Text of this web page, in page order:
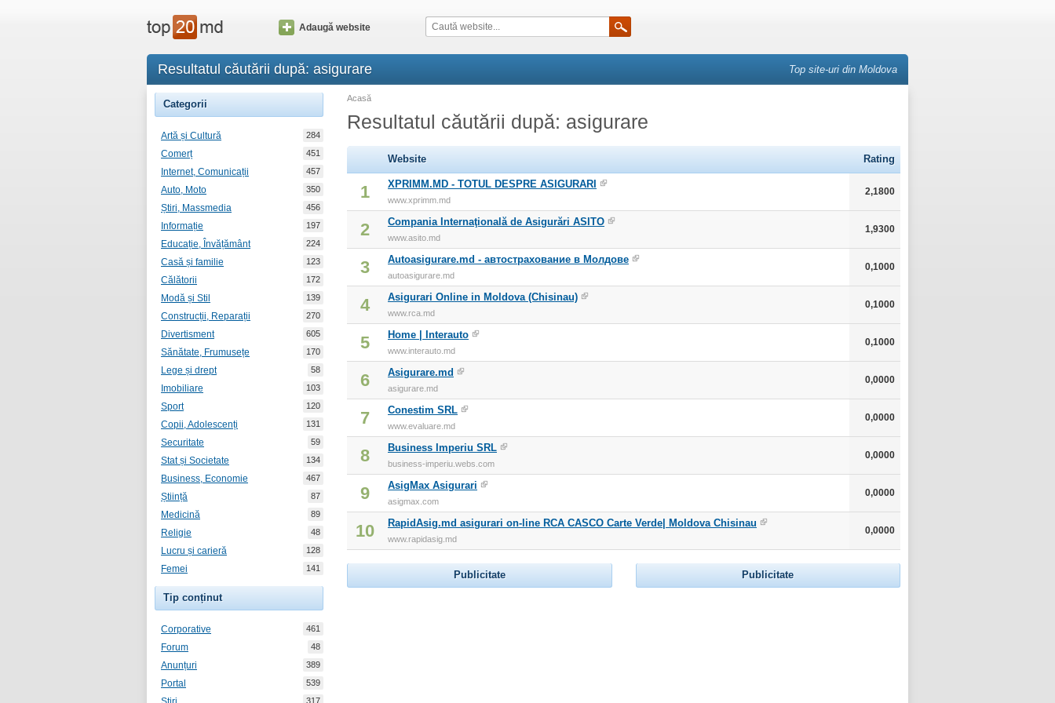
Adaugă website
Resultatul căutării după: asigurare Top site-uri din Moldova
Categorii
Artă și Cultură 284
Comerț 451
Internet, Comunicații 457
Auto, Moto 350
Știri, Massmedia 456
Informație 197
Educație, Învățământ 224
Casă și familie 123
Călătorii 172
Modă și Stil 139
Construcții, Reparații 270
Divertisment 605
Sănătate, Frumusețe 170
Lege și drept 58
Imobiliare 103
Sport 120
Copii, Adolescenți 131
Securitate 59
Stat și Societate 134
Business, Economie 467
Știință 87
Medicină 89
Religie 48
Lucru și carieră 128
Femei 141
Tip conținut
Corporative 461
Forum 48
Anunțuri 389
Portal 539
317
Acasă
Resultatul căutării după: asigurare
Website Rating
1 XPRIMM.MD - TOTUL DESPRE ASIGURARI
www.xprimm.md
2,1800
2 Compania Internaţională de Asigurări ASITO
www.asito.md
1,9300
3 Autoasigurare.md - автострахование в Молдове
autoasigurare.md
0,1000
4 Asigurari Online in Moldova (Chisinau)
www.rca.md
0,1000
5 Home | Interauto
www.interauto.md
0,1000
6 Asigurare.md
asigurare.md
0,0000
7 Conestim SRL
www.evaluare.md
0,0000
8 Business Imperiu SRL
business-imperiu.webs.com
0,0000
9 AsigMax Asigurari
asigmax.com
0,0000
10 RapidAsig.md asigurari on-line RCA CASCO Carte Verde| Moldova Chisinau
www.rapidasig.md
0,0000
Publicitate Publicitate